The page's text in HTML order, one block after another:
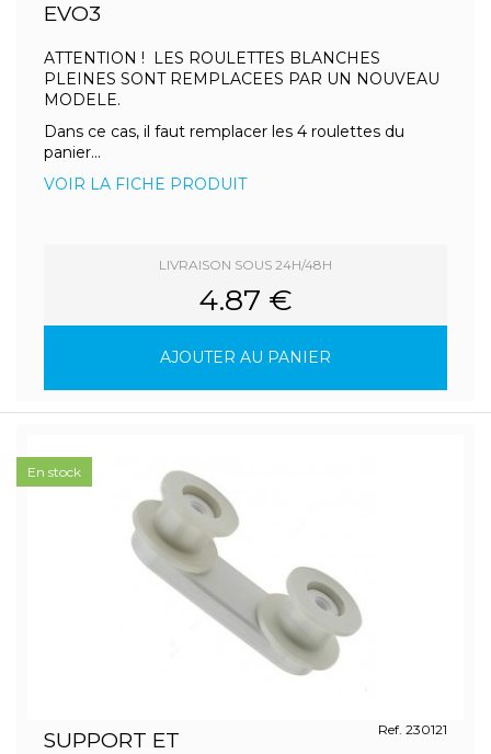
EVO3
ATTENTION ! LES ROULETTES BLANCHES
PLEINES SONT REMPLACEES PAR UN NOUVEAU
MODELE.
Dans ce cas, il faut remplacer les 4 roulettes du
panier...
VOIR LA FICHE PRODUIT
LIVRAISON SOUS 24H/48H
4.87 €
AJOUTER AU PANIER
SUPPORT ET
Ref. 230121
En stock